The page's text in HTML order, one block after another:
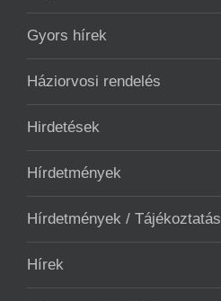
Gyors hírek
Háziorvosi rendelés
Hirdetések
Hírdetmények
Hírdetmények / Tájékoztatás
Hírek